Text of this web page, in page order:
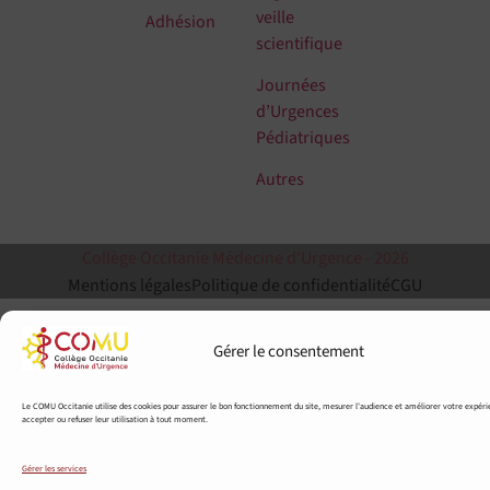
Gérer le consentement
Le COMU Occitanie utilise des cookies pour assurer le bon fonctionnement du site, mesurer l'audience et améliorer votre
accepter ou refuser leur utilisation à tout moment.
Gérer les services
Adhésion
veille
scientifique
Journées
d’Urgences
Pédiatriques
Autres
Mentions légalesPolitique de confidentialitéCGU